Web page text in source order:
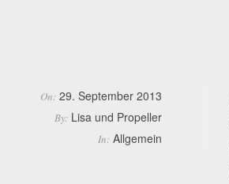
On: 29. September 2013
By: Lisa und Propeller
In: Allgemein